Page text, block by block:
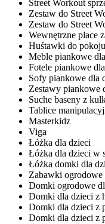
Street Workout
Zestaw do Street
Zestaw do Street
Wewnętrzne place
Huśtawki do
Meble piankowe
Fotele piankowe
Sofy piankowe dla
Zestawy piankowe
Suche baseny z
Tablice
Masterkidz
Viga
Łóżka dla dzieci
Łóżka dla dzieci w
Łóżka domki dla
Zabawki ogrodowe
Domki ogrodowe
Domki dla dzieci z
Domki dla dzieci z
Domki dla dzieci z